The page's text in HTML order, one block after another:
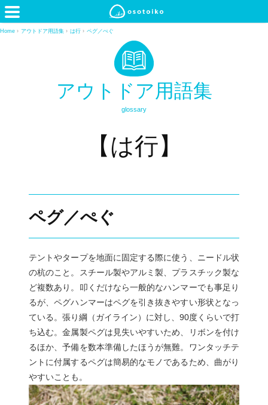
Home › アウトドア用語集 › は行 › ペグ／ぺぐ
アウトドア用語集
glossary
【は行】
ペグ／ぺぐ
テントやタープを地面に固定する際に使う、ニードル状
の杭のこと。スチール製やアルミ製、プラスチック製な
ど複数あり。叩くだけなら一般的なハンマーでも事足り
るが、ペグハンマーはペグを引き抜きやすい形状となっ
ている。張り綱（ガイライン）に対し、90度くらいで打
ち込む。金属製ペグは見失いやすいため、リボンを付け
るほか、予備を数本準備したほうが無難。ワンタッチテ
ントに付属するペグは簡易的なモノであるため、曲がり
やすいことも。